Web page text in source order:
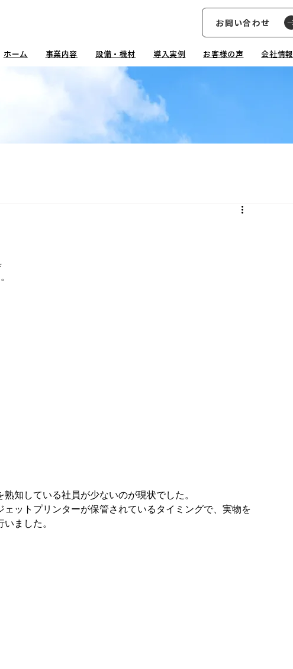
お問い合わせ
ホーム 事業内容 設備・機材 導入実例 お客様の声 会社情報
知している社員が少ないのが現状でした。
ットプリンターが保管されているタイミングで、実物を
ました。